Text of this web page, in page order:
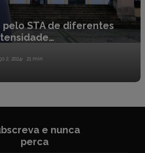
pelo STA de diferentes
2, 2024 21 min
e nunca
perca